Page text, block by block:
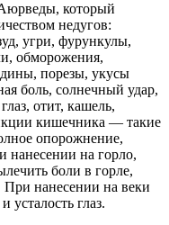
который
недугов:
угри, фурункулы,
обморожения,
порезы, укусы
боль, солнечный удар,
отит, кашель,
кишечника — такие
опорожнение,
нанесении на горло,
боли в горле,
При нанесении на веки
усталость глаз.